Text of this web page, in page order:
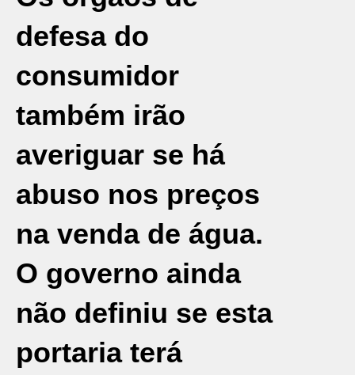
defesa do
consumidor
também irão
averiguar se há
abuso nos preços
na venda de água.
O governo ainda
não definiu se esta
portaria terá